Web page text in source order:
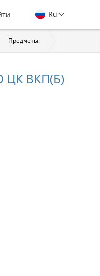
Ru
Предметы:
ЦК ВКП(Б)